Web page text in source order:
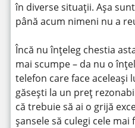
în diverse situații. Așa
până acum nimeni nu a
Încă nu înțeleg chestia
mai scumpe – da nu o
telefon care face aceleași
găsești la un preț
că trebuie să ai o grijă
șansele să culegi cele